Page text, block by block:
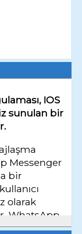
IOS
sunulan bir
Messenger
bir
olarak
WhatsApp